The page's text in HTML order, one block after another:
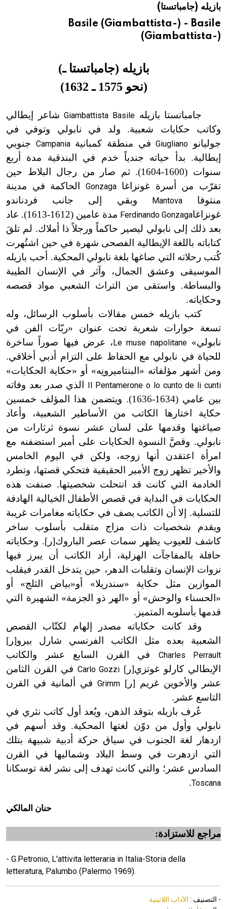
هيئة الموسوعة العربية تطلق موسوعات جديدة في عام 2026بازيله (جامباتستا)
Basile (Giambattista-) - Basile
(Giambattista-)
بازيله (جامباتستا ـ)
(نحو 1575 ـ 1632 )
جامباتستا بازيلهGiambattista Basileشاعر إيطالي
وكاتب حكايات شعبية. ولد في نابولي وتوفي في
جوليانو Giuglianoفي منطقة كمبانيةCampania جنوبي
إيطالية. بدأ حياته جندياً خدم في البندقية مدة أربع
سنوات (1600
-
1604
). ثم صار من رجال البلاط حين
تقرّب من أسرة غونزاغاGonzaga الحاكمة في مدينة
منتوفاMantova
وبقي إلى جانب فردناندو
غونزاغاFerdinando Gonzaga مدة عامين (1612 -
1613
). عاد
بعد ذلك إلى نابولي ليصير حاكماً ورجلاً ذا أملاك. لم تلقَ
كتاباته باللغة الإيطالية الفصحى شهرة في حين اشتُهرت
كُتب رحلاته التي صاغها بلغة نابولي المحكية. أحب بازيله
الموسيقى وعشق الجمال، وآثر في الإنسان الطيبة
والبساطة. واستقى من التراث الشعبي مواد قصصه
وحكاياته.
كتب بازيله خمس مقالات بأسلوب الرسائل، وله
تسعة حوارات شعرية تحت عنوان «ربّات الفن في
نابولي»Le muse napolitane ، عرض فيها صوراً ساخرة
للحياة في نابولي مع الحفاظ على التزام أدبي أخلاقي.
ومن أشهر مؤلفاته «البنتاميرونِه» أو «حكاية الحكايات»
Il Pentamerone o lo cunto de li cunti
الذي صدر بعد وفاته
بين عامي (1634
-
1636
). ويتضمن هذا المؤلف خمسين
حكاية اختارها الكاتب من الأساطير الشعبية، وأعاد
صياغتها وقدمها على لسان عشر نسوة ثرثارات من
نابولي. وقصَّ النسوة الحكايات على أمير استضفنه مع
امرأة اعتقدن أنها زوجه، ولكن في اليوم الخامس
والأخير تظهر زوج الأمير الحقيقية فتحكي قصتها، وتطرد
الخادمة التي كانت قد انتحلت شخصيتها. صنفت هذه
الحكايات في البداية في قصص الأطفال الخيالية الهادفة
للتسلية. إلا أن الكاتب يصف في حكاياته مغامرات غريبة
ويقدم شخصيات ذات مزاج متقلب بأسلوب ساخر
كاشف للعيوب يظهر سمات عصر الباروك[ر]. وحكاياته
حافلة بالمفاجآت الهزلية، أراد الكاتب أن يبرز فيها
نزوات الإنسان وتقلبات الدهر، حين يتدخل القدر فيقلب
الموازين مثل حكاية «سندريلا» أو«بياض الثلج» أو
«الحسناء والوحش» أو «الهر ذو الجزمة» الشهيرة التي
قدمها بأسلوبه المتميز.
وقد كانت حكاياته مصدر إلهام لكتّاب القصص
الشعبية بعده مثل الكاتب الفرنسي شارل بيرو[ر]
Charles Perrault في القرن السابع عشر والكاتب
الإيطالي كارلو غوتزي[ر] Carlo Gozzi في القرن الثامن
عشر والأخوين غريم [ر] Grimm في ألمانية في القرن
التاسع عشر.
عُرف بازيله بتوقد الذهن، ويُعد أول كاتب نثري في
نابولي وأول من دوّن لغتها المحكية. وقد أسهم في
ازدهار لغة الجنوب في سياق حركة أدبية شبيهة بتلك
التي ازدهرت في وسط البلاد وشماليها في القرن
السادس عشر؛ والتي كانت تهدف إلى نشر لغة توسكانا
Toscana
.
حنان المالكي
مراجع للاستزادة:
- G.Petronio, L'attivita letteraria in Italia-Storia della
letteratura, Palumbo (Palermo 1969).
- التصنيف : الآداب اللاتينية